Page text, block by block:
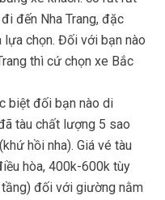
đến Nha Trang, đặc
lựa chọn. Đối với bạn nào
thì cứ chọn xe Bắc
biệt đối bạn nào di
tàu chất lượng 5 sao
hồi nha). Giá vé tàu
hòa, 400k-600k tùy
đối với giường nằm